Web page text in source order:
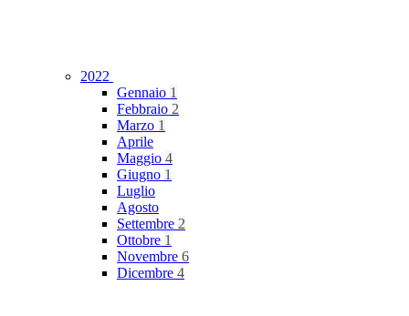
2022
Gennaio 1
Febbraio 2
Marzo 1
Aprile
Maggio 4
Giugno 1
Luglio
Agosto
Settembre 2
Ottobre 1
Novembre 6
Dicembre 4